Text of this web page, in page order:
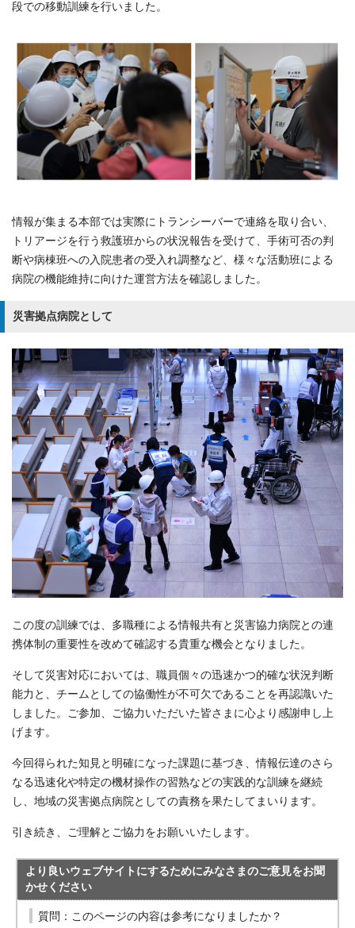
段での移動訓練を行いました。
情報が集まる本部では実際にトランシーバーで連絡を取り合い、
トリアージを行う救護班からの状況報告を受けて、手術可否の判
断や病棟班への入院患者の受入れ調整など、様々な活動班による
病院の機能維持に向けた運営方法を確認しました。
災害拠点病院として
この度の訓練では、多職種による情報共有と災害協力病院との連
携体制の重要性を改めて確認する貴重な機会となりました。
そして災害対応においては、職員個々の迅速かつ的確な状況判断
能力と、チームとしての協働性が不可欠であることを再認識いた
しました。ご参加、ご協力いただいた皆さまに心より感謝申し上
げます。
今回得られた知見と明確になった課題に基づき、情報伝達のさら
なる迅速化や特定の機材操作の習熟などの実践的な訓練を継続
し、地域の災害拠点病院としての責務を果たしてまいります。
引き続き、ご理解とご協力をお願いいたします。
より良いウェブサイトにするためにみなさまのご意見をお聞
かせください
質問：このページの内容は参考になりましたか？